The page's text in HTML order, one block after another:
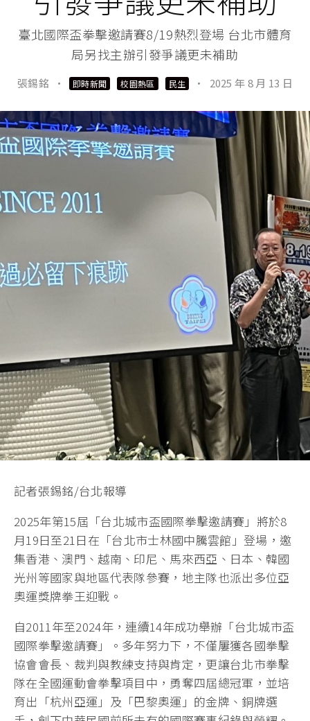
臺北國際盃拳擊邀請賽8/19熱烈登場 台北市體育
局另找主辦引發爭議更未補助
張錫銘 · 即時新聞 校園熱區 民生 · 2025 年 8 月 13 日
記者張錫銘/台北報導
2025年第15屆「台北城市盃國際拳擊邀請賽」將於8
月19日至21日在「台北市士林國中騰雲館」登場，邀
集香港、澳門、越南、印尼、馬來西亞、日本、韓國
光州等國家與地區代表隊參賽，地主隊也派出多位亞
奧運獎牌拳王迎戰。
自2011年至2024年，連續14年成功舉辦「台北城市盃
國際拳擊邀請賽」。多年努力下，不僅屢獲各國拳擊
協會會長、裁判與教練支持與肯定，更讓台北市拳擊
隊在全國運動會拳擊項目中，勇奪四屆總冠軍，並培
育出「杭州亞運」及「巴黎奧運」的金牌、銅牌選